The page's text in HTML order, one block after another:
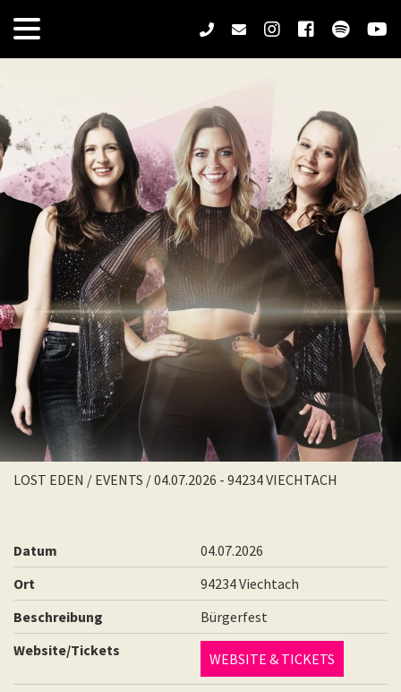
LOST EDEN / EVENTS /04.07.2026 - 94234 VIECHTACH
Datum
04.07.2026
Ort
94234 Viechtach
Beschreibung
Bürgerfest
Website/Tickets
WEBSITE & TICKETS